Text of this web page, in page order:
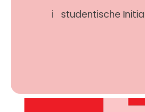
i   studentische